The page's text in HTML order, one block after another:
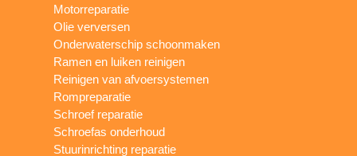
Motorreparatie
Olie verversen
Onderwaterschip schoonmaken
Ramen en luiken reinigen
Reinigen van afvoersystemen
Rompreparatie
Schroef reparatie
Schroefas onderhoud
Stuurinrichting reparatie